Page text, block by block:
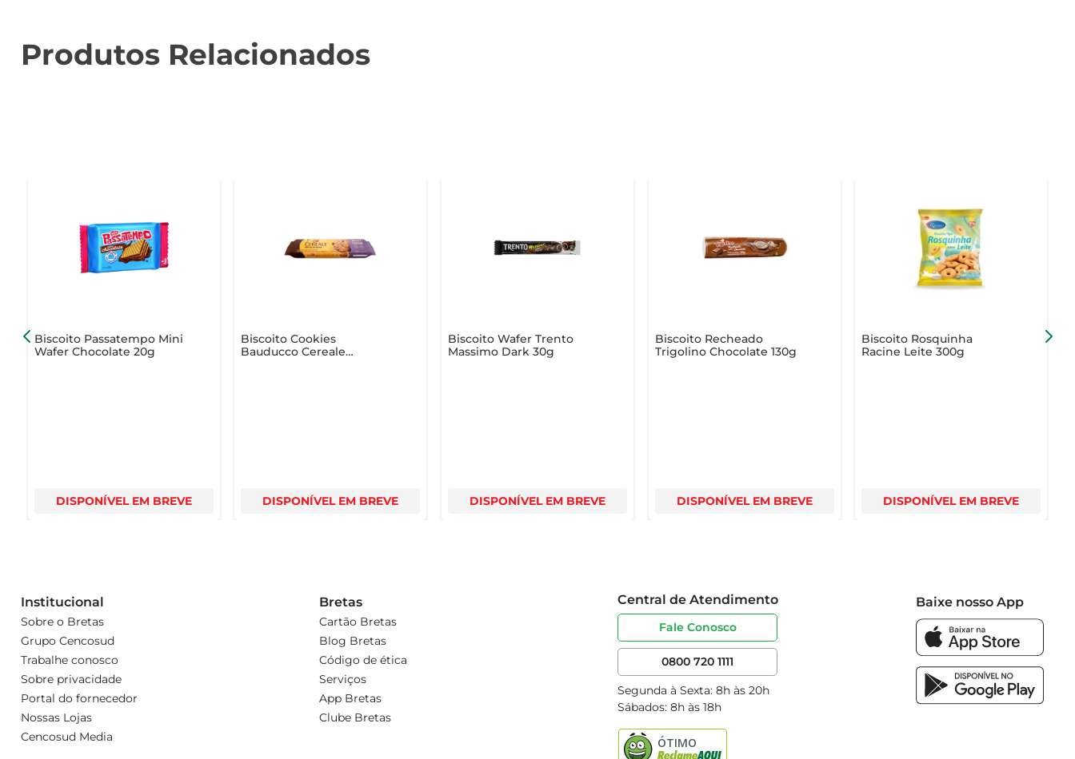
Produtos Relacionados
Biscoito Passatempo Mini
Wafer Chocolate 20g
DISPONÍVEL EM BREVE
Biscoito Cookies
Bauducco Cereale
DISPONÍVEL EM BREVE
Biscoito Wafer Trento
Massimo Dark 30g
DISPONÍVEL EM BREVE
Biscoito Recheado
Trigolino Chocolate 130g
DISPONÍVEL EM BREVE
Biscoito Rosquinha
Racine Leite 300g
DISPONÍVEL EM BREVE
Institucional
Sobre o Bretas
Grupo Cencosud
Trabalhe conosco
Sobre privacidade
Portal do fornecedor
Nossas Lojas
Cencosud Media
Bretas
Cartão Bretas
Blog Bretas
Código de ética
Serviços
App Bretas
Clube Bretas
Central de Atendimento
Fale Conosco
0800 720 1111
Segunda à Sexta: 8h às 20h
Sábados: 8h às 18h
Baixe nosso App